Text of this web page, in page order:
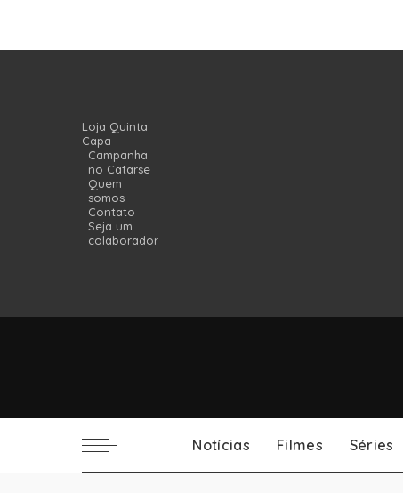
Loja Quinta
Capa
Campanha
no Catarse
Quem
somos
Contato
Seja um
colaborador
Notícias Filmes Séries